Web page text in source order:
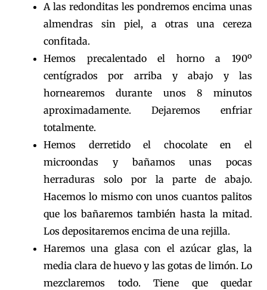
A las redonditas les pondremos encima unas
almendras sin piel, a otras una cereza
confitada.
Hemos precalentado el horno a 190º
centígrados por arriba y abajo y las
hornearemos durante unos 8 minutos
aproximadamente. Dejaremos enfriar
totalmente.
Hemos derretido el chocolate en el
microondas y bañamos unas pocas
herraduras solo por la parte de abajo.
Hacemos lo mismo con unos cuantos palitos
que los bañaremos también hasta la mitad.
Los depositaremos encima de una rejilla.
Haremos una glasa con el azúcar glas, la
media clara de huevo y las gotas de limón. Lo
mezclaremos todo. Tiene que quedar